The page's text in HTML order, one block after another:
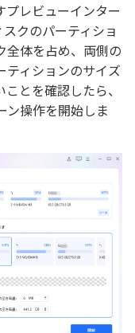
プレビューインター
クのパーティショ
全体を占め、両側の
ティションのサイズ
とを確認したら、
ン操作を開始しま